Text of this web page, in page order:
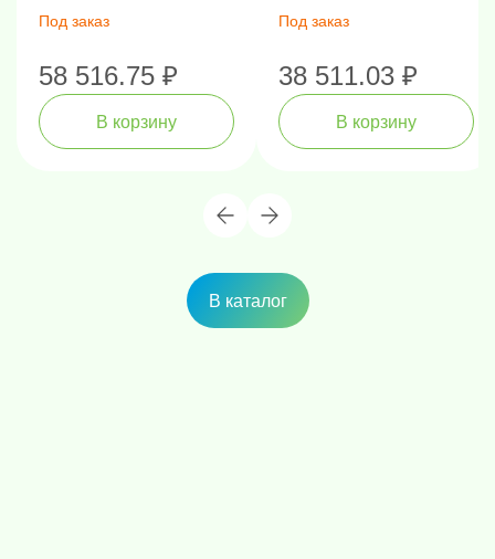
Под заказ
58 516.75 ₽
В корзину
Под заказ
38 511.03 ₽
В корзину
В каталог